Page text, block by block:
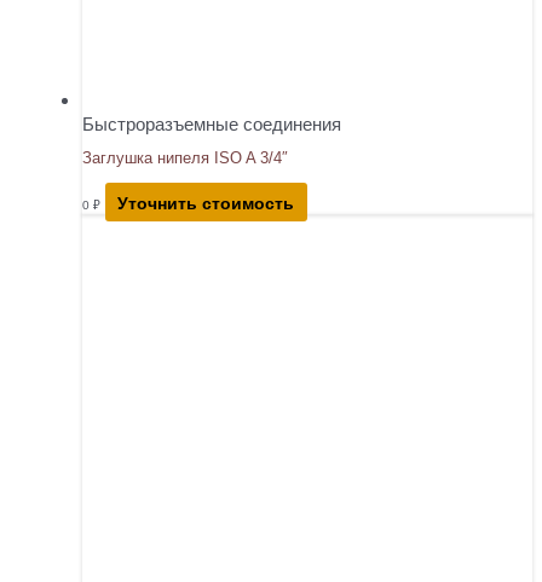
Быстроразъемные соединения
Заглушка нипеля ISO A 3/4″
0 ₽ Уточнить стоимость